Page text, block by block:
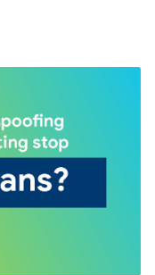
por los sitios